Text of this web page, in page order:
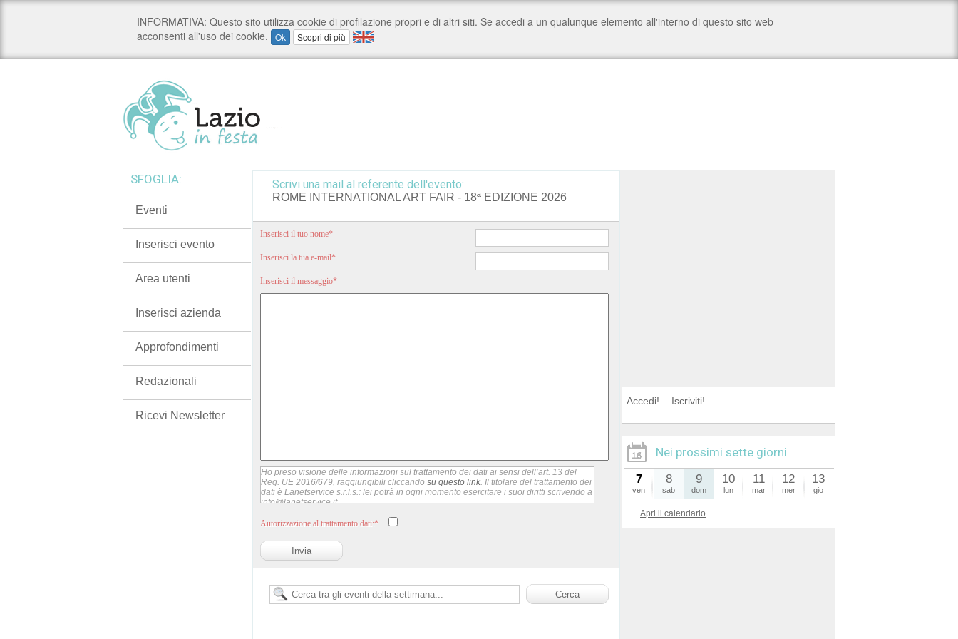
Scrivi una mail al referente dell'evento:
ROME INTERNATIONAL ART FAIR - 18ª EDIZIONE 2026
Inserisci il tuo nome*
Inserisci la tua e-mail*
Inserisci il messaggio*
Ho preso visione delle informazioni sul trattamento dei dati ai sensi dell’art. 13 del
Reg. UE 2016/679, raggiungibili cliccando su questo link. Il titolare del trattamento dei
dati è Lanetservice s.r.l.s.: lei potrà in ogni momento esercitare i suoi diritti scrivendo a
info@lanetservice.it
Autorizzazione al trattamento dati:*
SFOGLIA:
Eventi
Inserisci evento
Area utenti
Inserisci azienda
Approfondimenti
Redazionali
Ricevi Newsletter
Accedi! Iscriviti!
Nei prossimi sette giorni
7
ven
8
sab
9
dom
10
lun
11
mar
12
mer
13
gio
Apri il calendario